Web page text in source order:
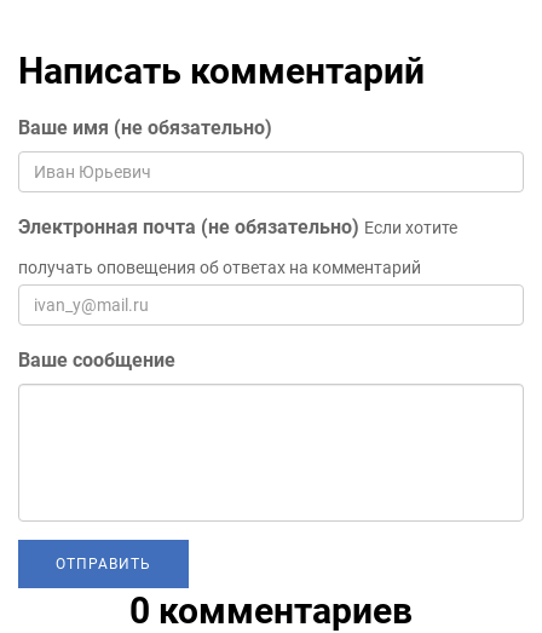
Написать комментарий
Ваше имя (не обязательно)
Электронная почта (не обязательно) Если хотите
получать оповещения об ответах на комментарий
Ваше сообщение
0 комментариев